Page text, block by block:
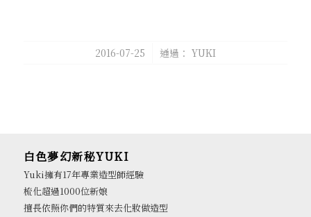
2016-07-25
/ 通過： YUKI
白色夢幻新秘YUKI
Yuki擁有17年專業造型師經驗
梳化超過1000位新娘
擅長依照你們的特質來去化妝做造型